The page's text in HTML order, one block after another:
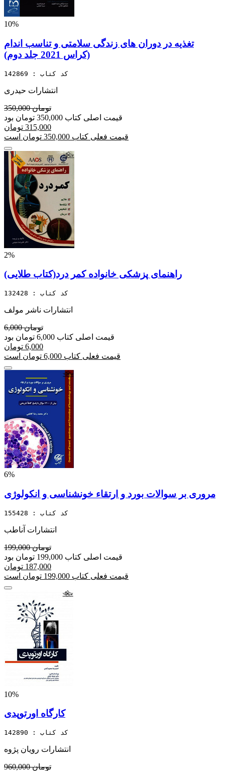
10%
تغذیه در دوران های زندگی سلامتی و تناسب اندام
(کراس 2021 جلد دوم)
کد کتاب : 142869
انتشارات حیدری
350,000 تومان
قیمت اصلی کتاب 350,000 تومان بود
315,000 تومان
قیمت فعلی کتاب 350,000 تومان است
2%
راهنمای پزشکی خانواده کمر درد(کتاب طلایی)
کد کتاب : 132428
انتشارات ناشر مولف
6,000 تومان
قیمت اصلی کتاب 6,000 تومان بود
6,000 تومان
قیمت فعلی کتاب 6,000 تومان است
6%
مروری بر سوالات بورد و ارتقاء خونشناسی و انکولوژی
کد کتاب : 155428
انتشارات آناطب
199,000 تومان
قیمت اصلی کتاب 199,000 تومان بود
187,000 تومان
قیمت فعلی کتاب 199,000 تومان است
10%
کارگاه اورتوپدی
کد کتاب : 142890
انتشارات رویان پژوه
960,000 تومان